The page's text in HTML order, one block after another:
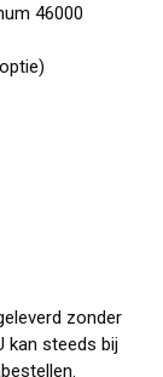
46000
zonder
kan steeds bij